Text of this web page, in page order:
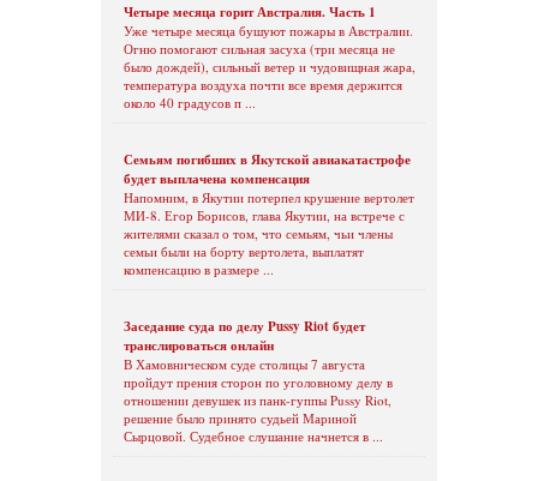
Четыре месяца горит Австралия. Часть 1
Уже четыре месяца бушуют пожары в Австралии.
Огню помогают сильная засуха (три месяца не
было дождей), сильный ветер и чудовищная жара,
температура воздуха почти все время держится
около 40 градусов п ...
Семьям погибших в Якутской авиакатастрофе
будет выплачена компенсация
Напомним, в Якутии потерпел крушение вертолет
МИ-8. Егор Борисов, глава Якутии, на встрече с
жителями сказал о том, что семьям, чьи члены
семьи были на борту вертолета, выплатят
компенсацию в размере ...
Заседание суда по делу Pussy Riot будет
транслироваться онлайн
В Хамовническом суде столицы 7 августа
пройдут прения сторон по уголовному делу в
отношении девушек из панк-гуппы Pussy Riot,
решение было принято судьей Мариной
Сырцовой. Судебное слушание начнется в ...